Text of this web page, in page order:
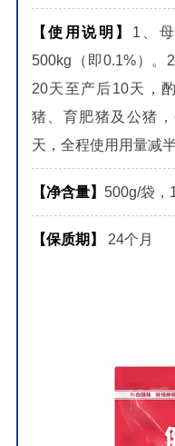
【使用说明】 1、
500kg（即0.1%）。
20天至产后10天，
猪、育肥猪及公猪
天，全程使用用量减半
【净含量】 500g/袋，
【保质期】 24个月